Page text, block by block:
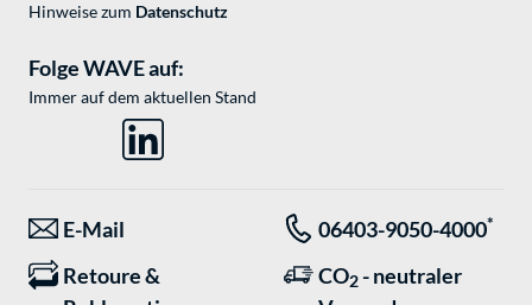
Hinweise zum Datenschutz
Folge WAVE auf:
Immer auf dem aktuellen Stand
E-Mail 06403-9050-4000*
Retoure &
CO2 - neutraler